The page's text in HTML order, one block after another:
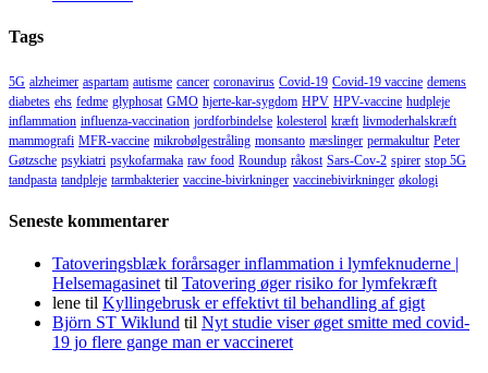
Tags
5G alzheimer aspartam autisme cancer coronavirus Covid-19 Covid-19 vaccine demens
diabetes ehs fedme glyphosat GMO hjerte-kar-sygdom HPV HPV-vaccine hudpleje
inflammation influenza-vaccination jordforbindelse kolesterol kræft livmoderhalskræft
mammografi MFR-vaccine mikrobølgestråling monsanto mæslinger permakultur Peter
Gøtzsche psykiatri psykofarmaka raw food Roundup råkost Sars-Cov-2 spirer stop 5G
tandpasta tandpleje tarmbakterier vaccine-bivirkninger vaccinebivirkninger økologi
Seneste kommentarer
Tatoveringsblæk forårsager inflammation i lymfeknuderne |
Helsemagasinet til Tatovering øger risiko for lymfekræft
lene til Kyllingebrusk er effektivt til behandling af gigt
Björn ST Wiklund til Nyt studie viser øget smitte med covid-
19 jo flere gange man er vaccineret